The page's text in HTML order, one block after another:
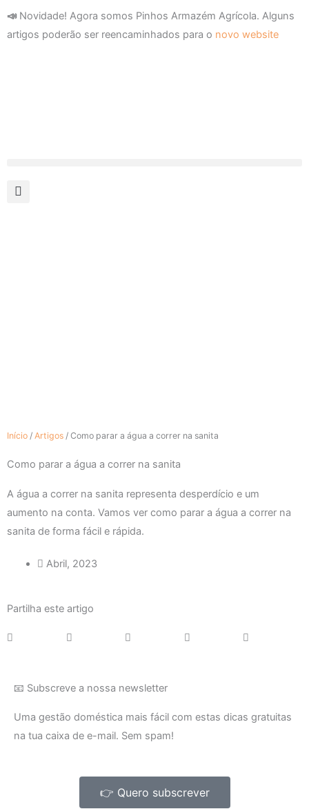
📣 Novidade! Agora somos Pinhos Armazém Agrícola. Alguns
artigos poderão ser reencaminhados para o novo website
Início / Artigos / Como parar a água a correr na sanita
Como parar a água a correr na sanita
A água a correr na sanita representa desperdício e um
aumento na conta. Vamos ver como parar a água a correr na
sanita de forma fácil e rápida.
Abril, 2023
Partilha este artigo
📧 Subscreve a nossa newsletter
Uma gestão doméstica mais fácil com estas dicas gratuitas
na tua caixa de e-mail. Sem spam!
👉 Quero subscrever